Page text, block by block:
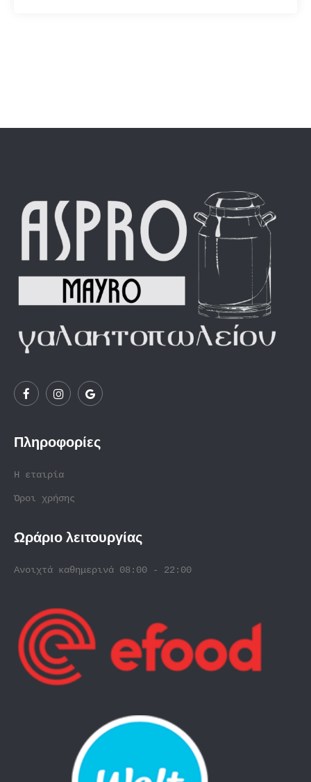
Πληροφορίες
Η εταιρία
Όροι χρήσης
Ωράριο λειτουργίας
Ανοιχτά καθημερινά 08:00 - 22:00